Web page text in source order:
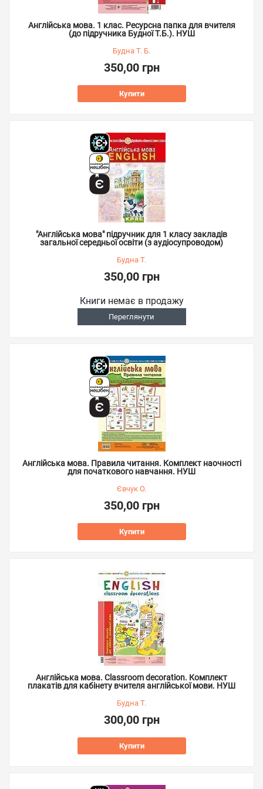
Англійська мова. 1 клас. Ресурсна папка для вчителя
(до підручника Будної Т.Б.). НУШ
Будна Т. Б.
350,00 грн
Купити
"Англійська мова" підручник для 1 класу закладів
загальної середньої освіти (з аудіосупроводом)
Будна Т.
350,00 грн
Книги немає в продажу
Переглянути
Англійська мова. Правила читання. Комплект наочності
для початкового навчання. НУШ
Євчук О.
350,00 грн
Купити
Англійська мова. Classroom decoration. Комплект
плакатів для кабінету вчителя англійської мови. НУШ
Будна Т.
300,00 грн
Купити